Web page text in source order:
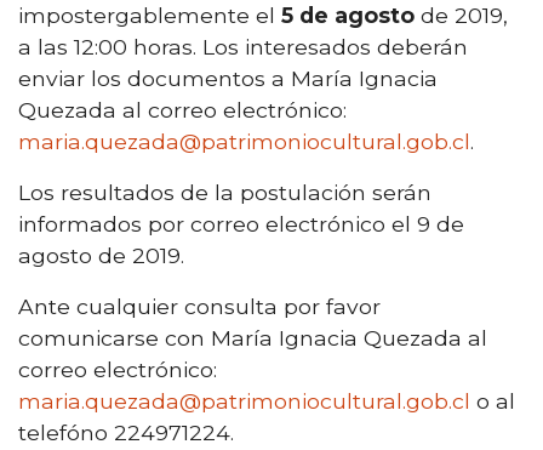
impostergablemente el 5 de agosto de 2019,
a las 12:00 horas. Los interesados deberán
enviar los documentos a María Ignacia
Quezada al correo electrónico:
maria.quezada@patrimoniocultural.gob.cl.
Los resultados de la postulación serán
informados por correo electrónico el 9 de
agosto de 2019.
Ante cualquier consulta por favor
comunicarse con María Ignacia Quezada al
correo electrónico:
maria.quezada@patrimoniocultural.gob.cl o al
telefóno 224971224.